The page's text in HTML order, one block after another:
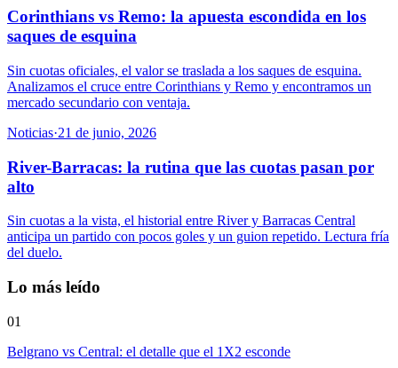
Corinthians vs Remo: la apuesta escondida en los
saques de esquina
Sin cuotas oficiales, el valor se traslada a los saques de esquina.
Analizamos el cruce entre Corinthians y Remo y encontramos un
mercado secundario con ventaja.
Noticias·21 de junio, 2026
River-Barracas: la rutina que las cuotas pasan por
alto
Sin cuotas a la vista, el historial entre River y Barracas Central
anticipa un partido con pocos goles y un guion repetido. Lectura fría
del duelo.
Lo más leído
01
Belgrano vs Central: el detalle que el 1X2 esconde